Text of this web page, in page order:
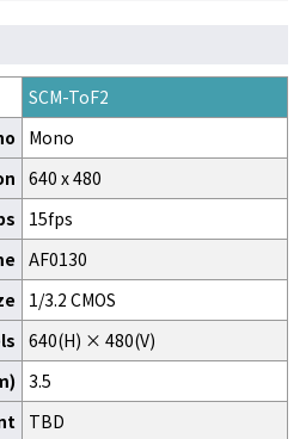
SCM-ToF2
Mono
640 x 480
15fps
AF0130
1/3.2 CMOS
640(H) × 480(V)
3.5
TBD